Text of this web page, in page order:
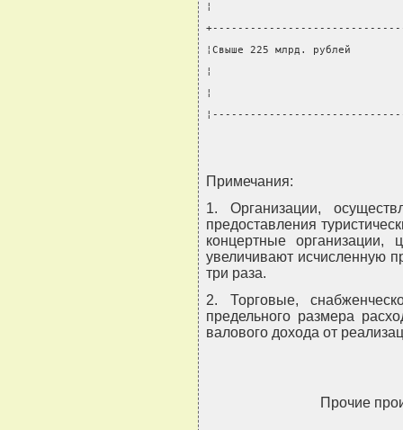
¦
¦Свыше 225 млрд. рублей
¦                                  ¦от
¦
Примечания:
1. Организации,
предоставления
концертные организации,
увеличивают исчисленную
три раза.
2. Торговые,
предельного размера
валового дохода от
Прочие